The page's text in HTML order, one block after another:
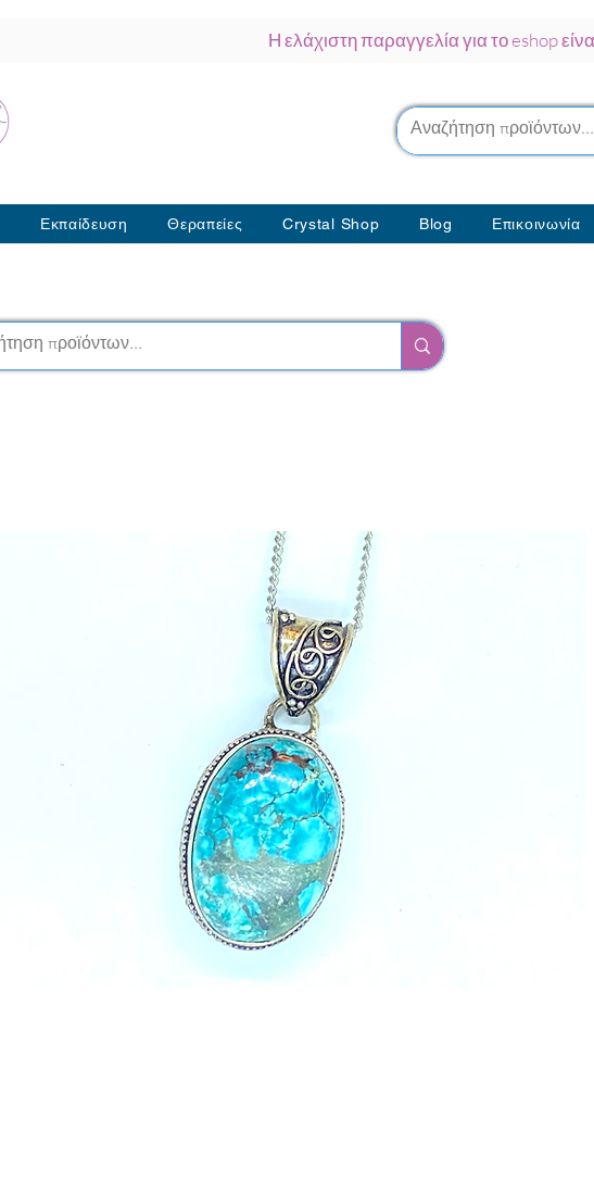
Η ελάχιστη παραγγελία για το eshop
Εκπαίδευση Θεραπείες Crystal Shop Blog Επικοινωνία